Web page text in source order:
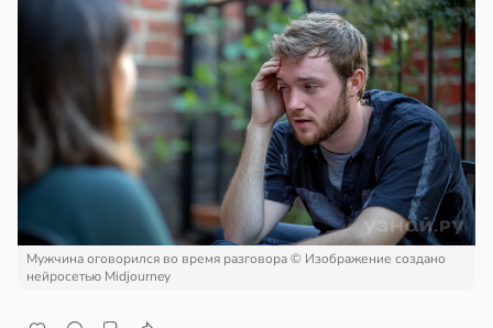
Мужчина оговорился во время разговора© Изображение создано
нейросетью Midjourney